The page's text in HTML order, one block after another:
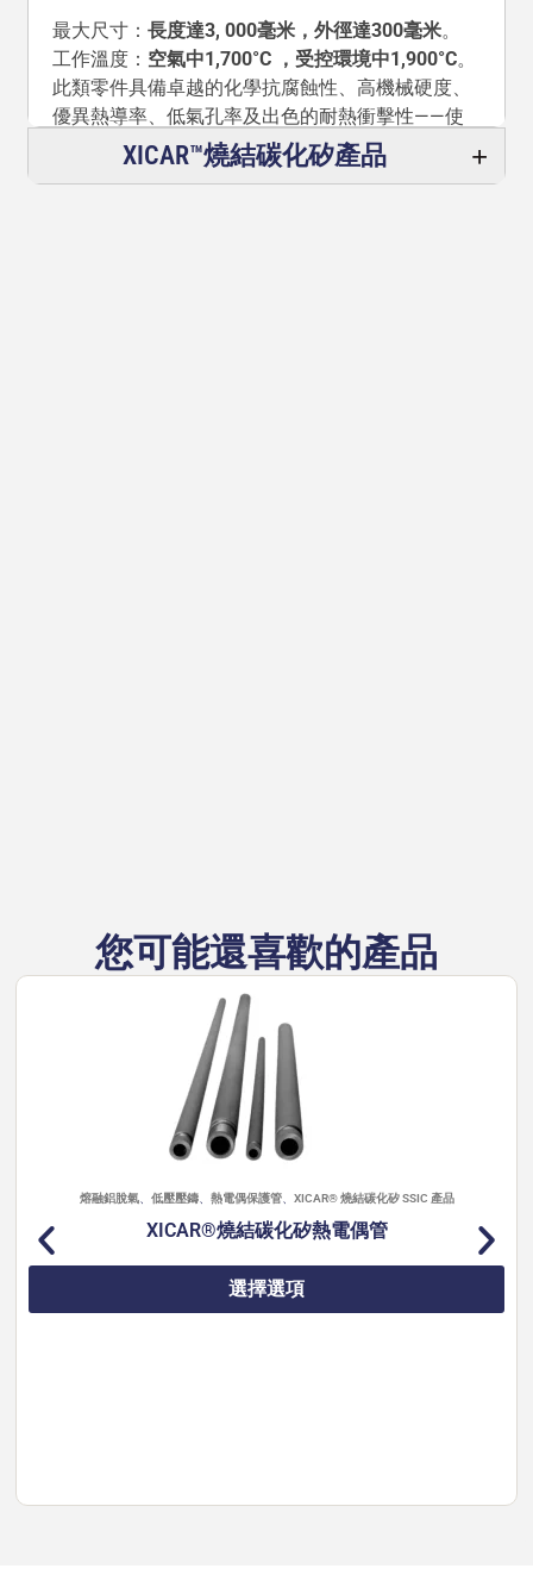
最大尺寸：長度達3, 000毫米，外徑達300毫米。
工作溫度： 空氣中1,700°C ，受控環境中1,900°C。
此類零件具備卓越的化學抗腐蝕性、高機械硬度、
優異熱導率、低氣孔率及出色的耐熱衝擊性——使
其成為聖戈班HEXOLOY® SE材料最堅固且最具成
本效益的替代方案。
XICAR™燒結碳化矽產品
您可能還喜歡的產品
熔融鋁脫氣、 低壓壓鑄、 熱電偶保護管、 XICAR® 燒結碳化矽 SSIC 產品
XICAR®燒結碳化矽熱電偶管
選擇選項